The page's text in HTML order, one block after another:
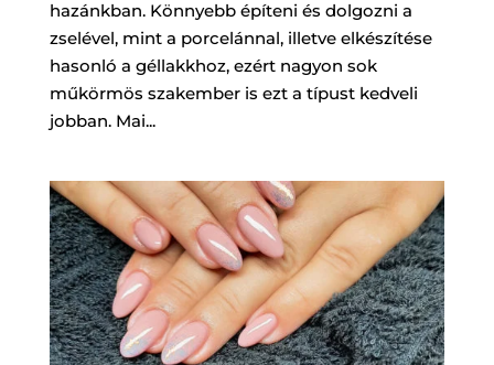
hazánkban. Könnyebb építeni és dolgozni a
zselével, mint a porcelánnal, illetve elkészítése
hasonló a géllakkhoz, ezért nagyon sok
műkörmös szakember is ezt a típust kedveli
jobban. Mai...